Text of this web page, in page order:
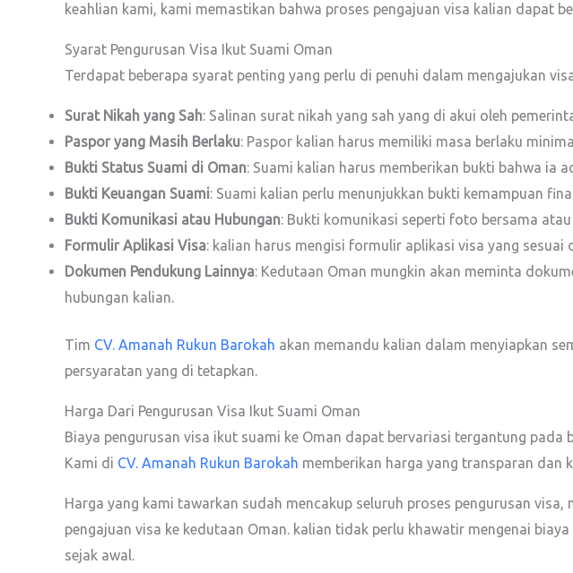
keahlian kami, kami memastikan bahwa proses pengajuan visa kalian dapat
Syarat Pengurusan Visa Ikut Suami Oman
Terdapat beberapa syarat penting yang perlu di penuhi dalam mengajukan
Surat Nikah yang Sah: Salinan surat nikah yang sah yang di akui oleh
Paspor yang Masih Berlaku: Paspor kalian harus memiliki masa berlaku
Bukti Status Suami di Oman: Suami kalian harus memberikan bukti bahwa ia
Bukti Keuangan Suami: Suami kalian perlu menunjukkan bukti kemampuan
Bukti Komunikasi atau Hubungan: Bukti komunikasi seperti foto bersama
Formulir Aplikasi Visa: kalian harus mengisi formulir aplikasi visa yang sesuai
Dokumen Pendukung Lainnya: Kedutaan Oman mungkin akan meminta
hubungan kalian.
Tim CV. Amanah Rukun Barokah akan memandu kalian dalam menyiapkan
persyaratan yang di tetapkan.
Harga Dari Pengurusan Visa Ikut Suami Oman
Biaya pengurusan visa ikut suami ke Oman dapat bervariasi tergantung
Kami di CV. Amanah Rukun Barokah memberikan harga yang transparan dan
Harga yang kami tawarkan sudah mencakup seluruh proses pengurusan
pengajuan visa ke kedutaan Oman. kalian tidak perlu khawatir mengenai
sejak awal.